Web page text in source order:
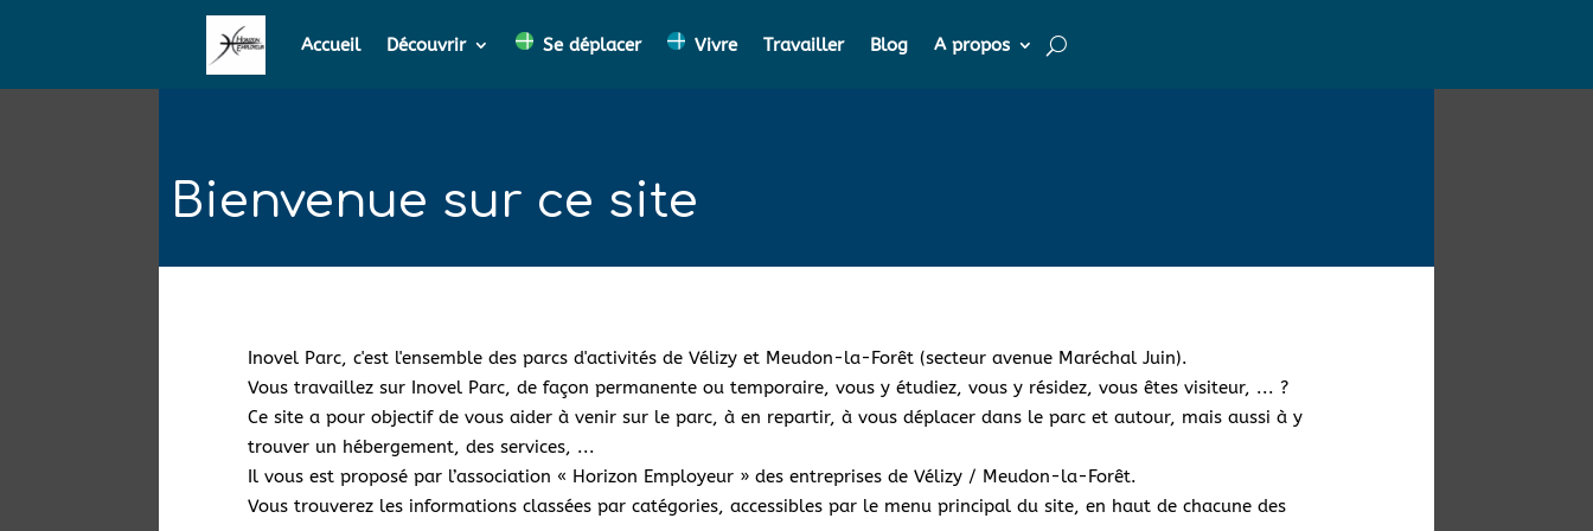
Accueil Découvrir Se déplacer Vivre Travailler Blog A propos
Bienvenue sur ce site
Inovel Parc, c'est l'ensemble des parcs d'activités de Vélizy et Meudon-la-Forêt (secteur avenue Maréchal Juin).
Vous travaillez sur Inovel Parc, de façon permanente ou temporaire, vous y étudiez, vous y résidez, vous êtes visiteur, ... ?
Ce site a pour objectif de vous aider à venir sur le parc, à en repartir, à vous déplacer dans le parc et autour, mais aussi à y
trouver un hébergement, des services, ...
Il vous est proposé par l’association « Horizon Employeur » des entreprises de Vélizy / Meudon-la-Forêt.
Vous trouverez les informations classées par catégories, accessibles par le menu principal du site, en haut de chacune des